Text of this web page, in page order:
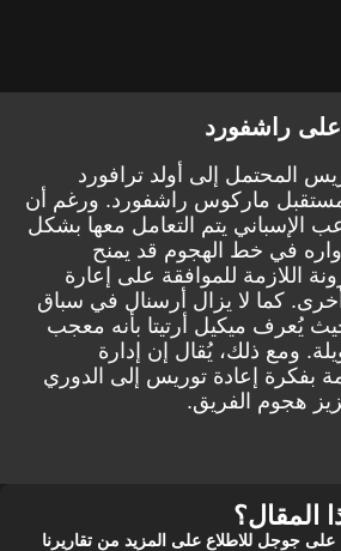
على راشفورد
المحتمل إلى أولد ترافورد
ماركوس راشفورد. ورغم أن
الإسباني يتم التعامل معها بشكل
في خط الهجوم قد يمنح
اللازمة للموافقة على إعارة
كما لا يزال أرسنال في سباق
يُعرف ميكيل أرتيتا بأنه معجب
ومع ذلك، يُقال إن إدارة
بفكرة إعادة توريس إلى الدوري
هجوم الفريق.
المقال؟
جوجل للاطلاع على المزيد من تقاريرنا